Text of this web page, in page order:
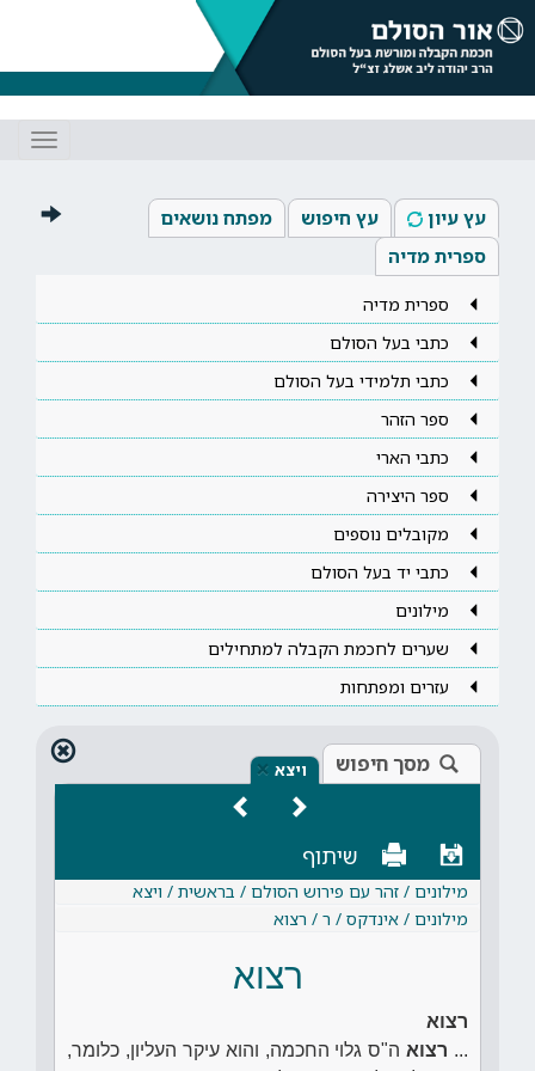
עץ עיון עץ חיפוש
מפתח נושאים
ספרית מדיה
ספרית מדיה
כתבי בעל הסולם
כתבי תלמידי בעל הסולם
ספר הזהר
כתבי הארי
ספר היצירה
מקובלים נוספים
כתבי יד בעל הסולם
מילונים
שערים לחכמת הקבלה למתחילים
עזרים ומפתחות
מסך חיפוש ויצא ×
שיתוף
מילונים / זהר עם פירוש הסולם / בראשית / ויצא
מילונים / אינדקס / ר / רצוא
רצוא
רצוא
... רצואה"ס גלוי החכמה, והוא עיקר העליון, כלומר,